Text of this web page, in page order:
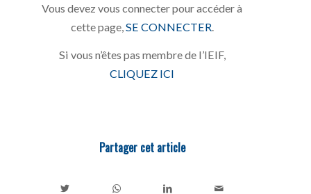
Vous devez vous connecter pour accéder à
cette page, SE CONNECTER
Si vous n’êtes pas membre de l’IEIF,
CLIQUEZ ICI
Partager cet article